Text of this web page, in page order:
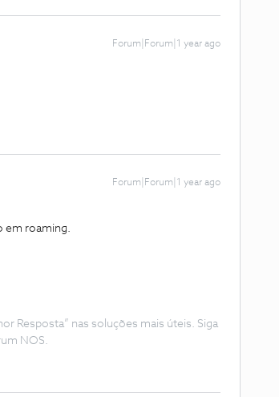
Forum|Forum|1 year ago
Forum|Forum|1 year ago
em roaming.
Resposta” nas soluções mais úteis. Siga
NOS.